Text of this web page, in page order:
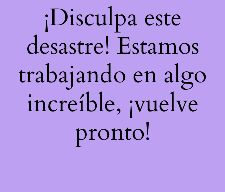
¡Disculpa este
desastre! Estamos
trabajando en algo
increíble, ¡vuelve
pronto!